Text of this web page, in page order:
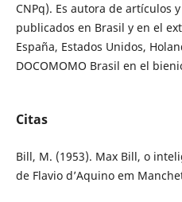
CNPq). Es autora de artículos
publicados en Brasil y en el
España, Estados Unidos,
DOCOMOMO Brasil en el
Citas
Bill, M. (1953). Max Bill, o
de Flavio d’Aquino em